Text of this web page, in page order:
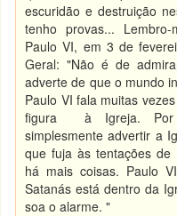
escuridão e destruição
tenho provas...
Paulo VI, em 3 de
Geral: "Não é de
adverte de que o mundo
Paulo VI fala muitas
figura à Igreja. Por
simplesmente advertir a
que fuja às tentações de
há mais coisas. Paulo
Satanás está dentro da
soa o alarme. "